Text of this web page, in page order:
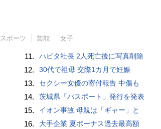
スポーツ 芸能 女子
11. ハビタ社長 2人死亡後に写真削除
12. 30代で祖母 交際1カ月で妊娠
13. セクシー女優の寄付報告 中傷も
14. 茨城県「パスポート」発行を発表
15. イオン事故 母親は「ギャー」と
16. 大手企業 夏ボーナス過去最高額